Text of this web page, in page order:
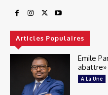
Articles Populaires
Emile
abattre»
A La Une